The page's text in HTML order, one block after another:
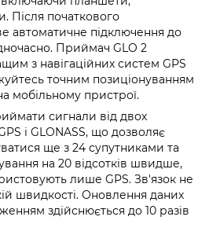
Після початкового
автоматичне підключення до
Приймач GLO 2
з навігаційних систем GPS
точним позиціонуванням
мобільному пристрої.
сигнали від двох
і GLONASS, що дозволяє
ще з 24 супутниками та
на 20 відсотків швидше,
лише GPS. Зв'язок не
швидкості. Оновлення даних
здійснюється до 10 разів